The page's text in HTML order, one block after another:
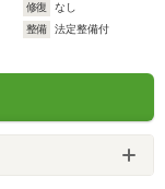
修復
なし
整備
法定整備付